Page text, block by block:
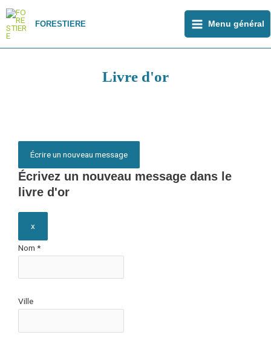
Aller
contenu
FORESTIERE
Main
Menu
Menu général
Livre d'or
Écrivez un nouveau message dans le
livre d'or
x
formulaire.
Nom *
Ville
boîte
méta.